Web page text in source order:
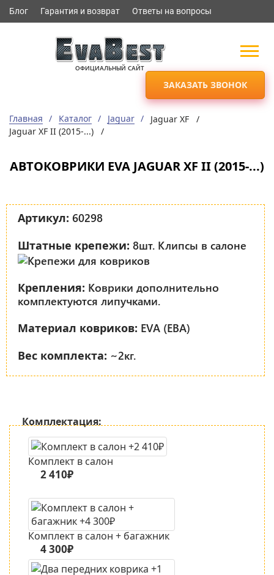
Блог Гарантия и возврат Ответы на вопросы
ОФИЦИАЛЬНЫЙ САЙТ
ЗАКАЗАТЬ ЗВОНОК
Главная Каталог Jaguar
Jaguar XF /
Jaguar XF II (2015-...) /
АВТОКОВРИКИ EVA JAGUAR XF II (2015-...)
Артикул: 60298
Штатные крепежи: 8шт. Клипсы в салоне
Крепления: Коврики дополнительно
комплектуются липучками.
Материал ковриков: EVA (ЕВА)
Вес комплекта: ~2кг.
Комплектация:
Комплект в салон
2 410₽
Комплект в салон + багажник
4 300₽